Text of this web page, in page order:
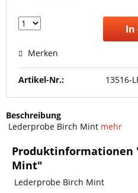
In
Merken
Artikel-Nr.: 13516-
Beschreibung
Lederprobe Birch Mint mehr
Produktinformationen
Mint"
Lederprobe Birch Mint